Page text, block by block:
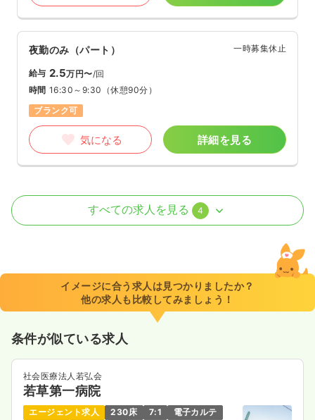
夜勤のみ（パート） 一時募集休止
給与 2.5万円〜/回
時間 16:30～9:30 （休憩90分）
ブランク可
気になる 詳細を見る
外来
8:30～17:15
日祝休み
4週8休以上 ブランク可
第二新卒可
日勤のみ（パート） 一時募集休止
すべての求人を見る 4
イメージに合う求人は見つかりましたか？
他の求人も比較してみましょう！
条件が似ている求人
社会医療法人若弘会
若草第一病院
エージェント求人 230床 7:1
電子カルテ